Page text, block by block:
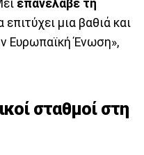
επανέλαβε τη
επιτύχει μια βαθιά και
Ευρωπαϊκή Ένωση»,
σταθμοί στη